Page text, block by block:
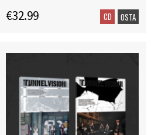
€32.99 CD OSTA